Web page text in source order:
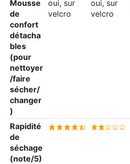
Mousse
de
confort
détacha
bles
(pour
nettoyer
/faire
sécher/
changer
)
oui, sur
velcro
oui, sur
velcro
Rapidité
de
séchage
(note/5)